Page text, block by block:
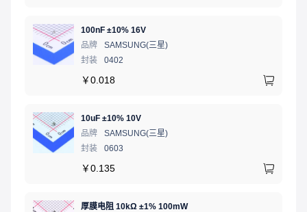
100nF ±10% 16V
品牌
SAMSUNG(三星)
封装
0402
￥0.018
10uF ±10% 10V
品牌
SAMSUNG(三星)
封装
0603
￥0.135
厚膜电阻 10kΩ ±1% 100mW